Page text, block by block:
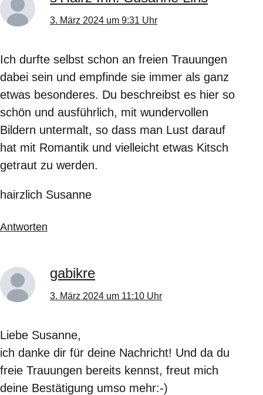
3. März 2024 um 9:31 Uhr
Ich durfte selbst schon an freien Trauungen
dabei sein und empfinde sie immer als ganz
etwas besonderes. Du beschreibst es hier so
schön und ausführlich, mit wundervollen
Bildern untermalt, so dass man Lust darauf
hat mit Romantik und vielleicht etwas Kitsch
getraut zu werden.
hairzlich Susanne
Antworten
gabikre
3. März 2024 um 11:10 Uhr
Liebe Susanne,
ich danke dir für deine Nachricht! Und da du
freie Trauungen bereits kennst, freut mich
deine Bestätigung umso mehr:-)